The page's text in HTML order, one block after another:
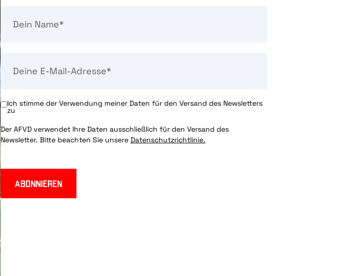
Ich stimme der Verwendung meiner Daten für den Versand des Newsletters
zu
Der AFVD verwendet Ihre Daten ausschließlich für den Versand des
Newsletter. Bitte beachten Sie unsere Datenschutzrichtlinie.
Abonnieren